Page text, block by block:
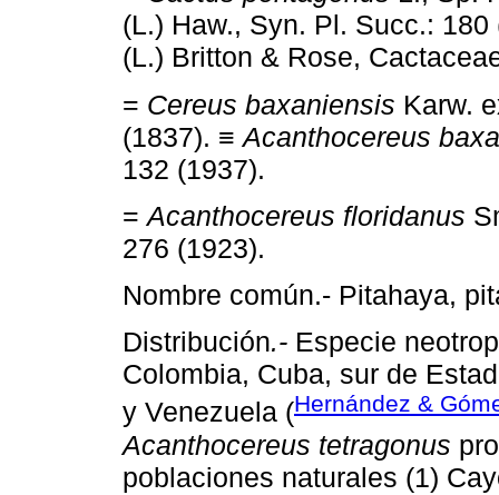
(L.) Haw., Syn. Pl. Succ.:
(L.) Britton & Rose,
= Cereus baxaniensis Karw.
(1837). ≡Acanthocereus
132 (1937).
=Acanthocereus floridanus
276 (1923).
Nombre común.- Pitahaya,
Distribución.- Especie
Colombia, Cuba, sur de
y Venezuela (Hernández &
Acanthocereus tetragonus
poblaciones naturales (1)